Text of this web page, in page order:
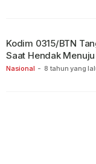
Nasional - 8 tahun yang
Kodim 0315/BTN
Saat Hendak